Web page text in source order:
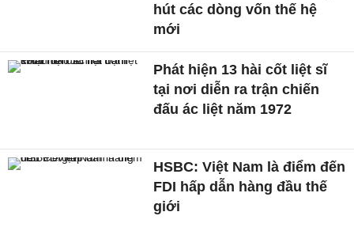
hút các dòng vốn thế hệ
mới
Phát hiện 13 hài cốt liệt sĩ
tại nơi diễn ra trận chiến
đấu ác liệt năm 1972
HSBC: Việt Nam là điểm đến
FDI hấp dẫn hàng đầu thế
giới